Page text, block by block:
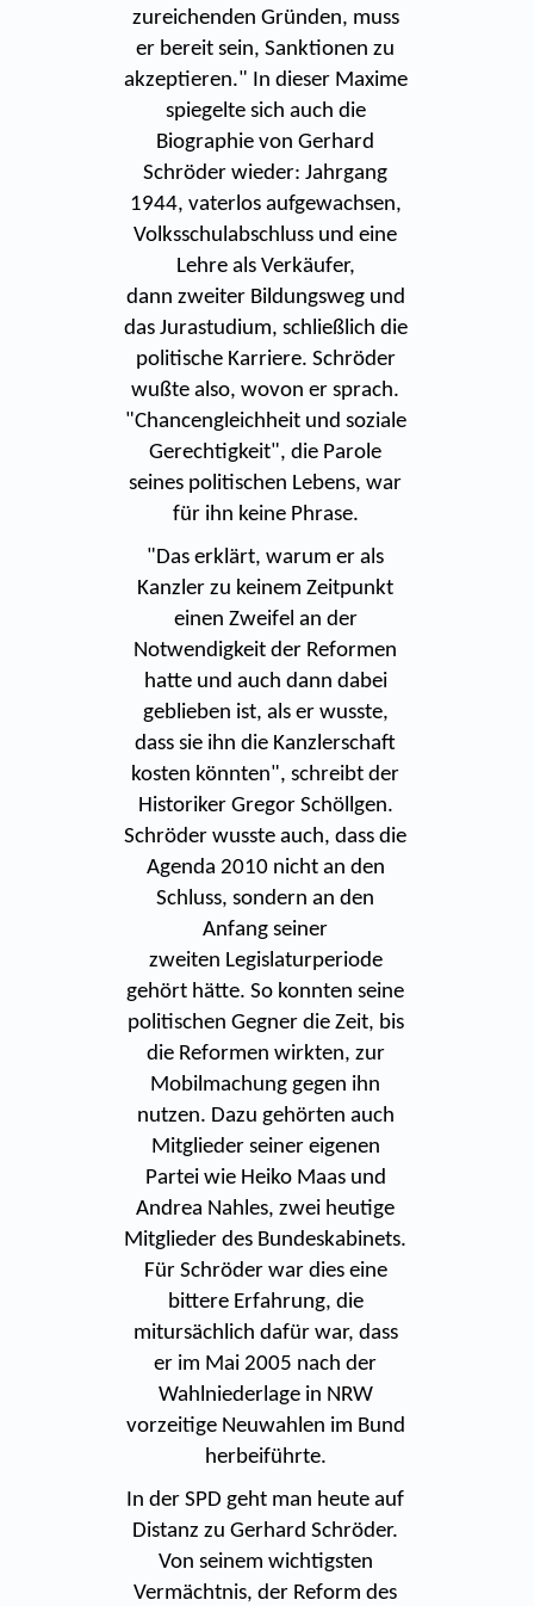
zureichenden Gründen, muss
er bereit sein, Sanktionen zu
akzeptieren." In dieser Maxime
spiegelte sich auch die
Biographie von Gerhard
Schröder wieder: Jahrgang
1944, vaterlos aufgewachsen,
Volksschulabschluss und eine
Lehre als Verkäufer,
dann zweiter Bildungsweg und
das Jurastudium, schließlich die
politische Karriere. Schröder
wußte also, wovon er sprach.
"Chancengleichheit und soziale
Gerechtigkeit", die Parole
seines politischen Lebens, war
für ihn keine Phrase.
"Das erklärt, warum er als
Kanzler zu keinem Zeitpunkt
einen Zweifel an der
Notwendigkeit der Reformen
hatte und auch dann dabei
geblieben ist, als er wusste,
dass sie ihn die Kanzlerschaft
kosten könnten", schreibt der
Historiker Gregor Schöllgen.
Schröder wusste auch, dass die
Agenda 2010 nicht an den
Schluss, sondern an den
Anfang seiner
zweiten Legislaturperiode
gehört hätte. So konnten seine
politischen Gegner die Zeit, bis
die Reformen wirkten, zur
Mobilmachung gegen ihn
nutzen. Dazu gehörten auch
Mitglieder seiner eigenen
Partei wie Heiko Maas und
Andrea Nahles, zwei heutige
Mitglieder des Bundeskabinets.
Für Schröder war dies eine
bittere Erfahrung, die
mitursächlich dafür war, dass
er im Mai 2005 nach der
Wahlniederlage in NRW
vorzeitige Neuwahlen im Bund
herbeiführte.
In der SPD geht man heute auf
Distanz zu Gerhard Schröder.
Von seinem wichtigsten
Vermächtnis, der Reform des